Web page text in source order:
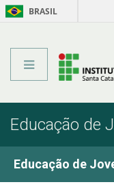
BRASIL
Educação de
Educação de